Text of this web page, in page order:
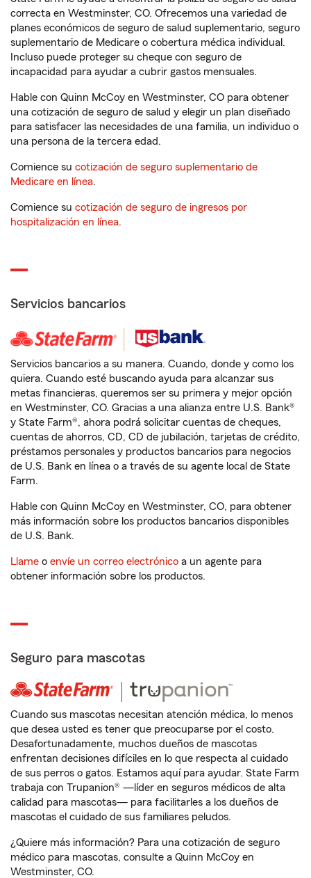
correcta en Westminster, CO. Ofrecemos una variedad de
planes económicos de seguro de salud suplementario, seguro
suplementario de Medicare o cobertura médica individual.
Incluso puede proteger su cheque con seguro de
incapacidad para ayudar a cubrir gastos mensuales.
Hable con Quinn McCoy en Westminster, CO para obtener
una cotización de seguro de salud y elegir un plan diseñado
para satisfacer las necesidades de una familia, un individuo o
una persona de la tercera edad.
Comience su cotización de seguro suplementario de
Medicare en línea.
Comience su cotización de seguro de ingresos por
hospitalización en línea.
Servicios bancarios
Servicios bancarios a su manera. Cuando, donde y como los
quiera. Cuando esté buscando ayuda para alcanzar sus
metas financieras, queremos ser su primera y mejor opción
en Westminster, CO. Gracias a una alianza entre U.S. Bank®
y State Farm®, ahora podrá solicitar cuentas de cheques,
cuentas de ahorros, CD, CD de jubilación, tarjetas de crédito,
préstamos personales y productos bancarios para negocios
de U.S. Bank en línea o a través de su agente local de State
Farm.
Hable con Quinn McCoy en Westminster, CO, para obtener
más información sobre los productos bancarios disponibles
de U.S. Bank.
Llame o envíe un correo electrónico a un agente para
obtener información sobre los productos.
Seguro para mascotas
Cuando sus mascotas necesitan atención médica, lo menos
que desea usted es tener que preocuparse por el costo.
Desafortunadamente, muchos dueños de mascotas
enfrentan decisiones difíciles en lo que respecta al cuidado
de sus perros o gatos. Estamos aquí para ayudar. State Farm
trabaja con Trupanion® —líder en seguros médicos de alta
calidad para mascotas— para facilitarles a los dueños de
mascotas el cuidado de sus familiares peludos.
¿Quiere más información? Para una cotización de seguro
médico para mascotas, consulte a Quinn McCoy en
Westminster, CO.